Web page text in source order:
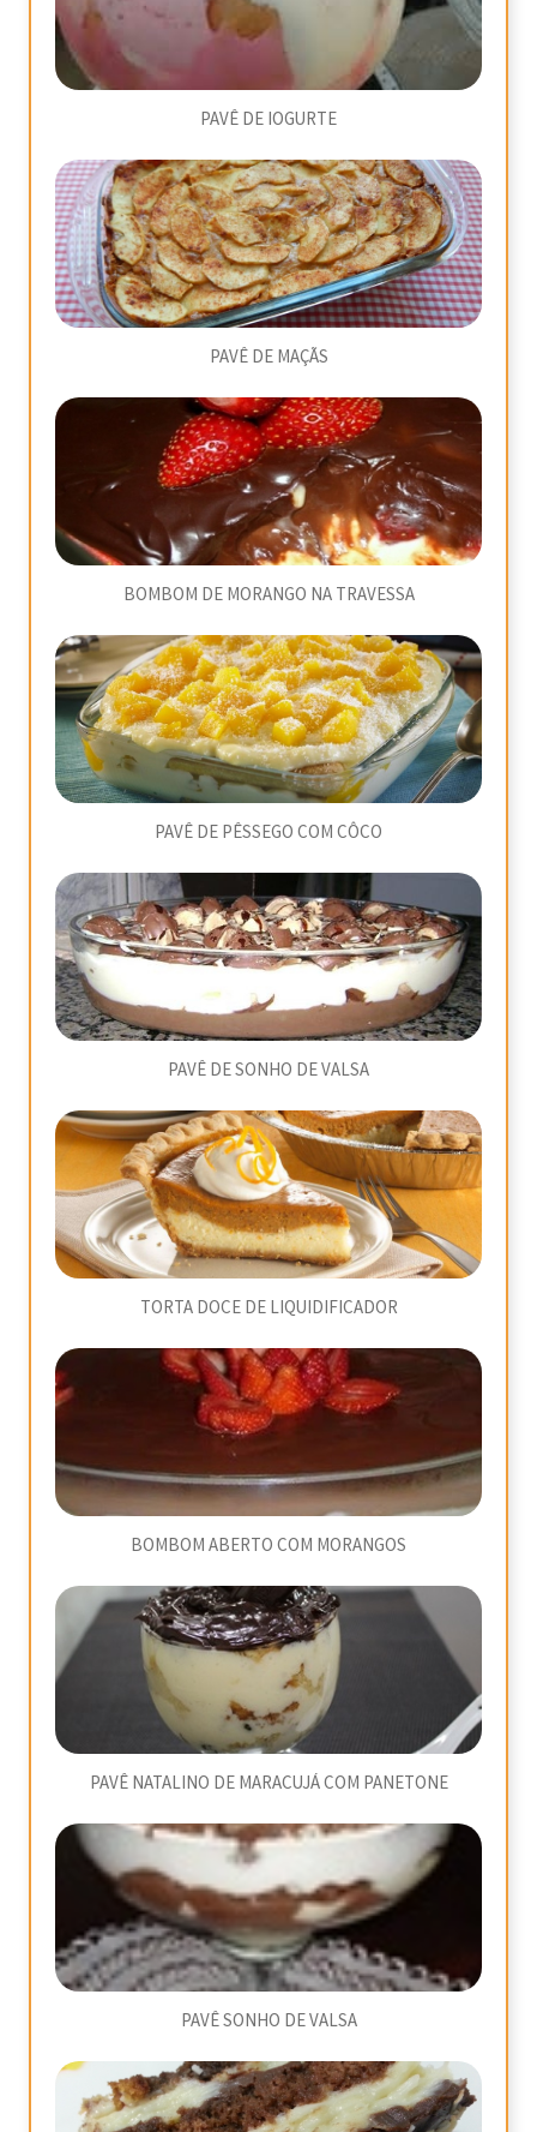
PAVÊ DE IOGURTE
PAVÊ DE MAÇÃS
BOMBOM DE MORANGO NA TRAVESSA
PAVÊ DE PÊSSEGO COM CÔCO
PAVÊ DE SONHO DE VALSA
TORTA DOCE DE LIQUIDIFICADOR
BOMBOM ABERTO COM MORANGOS
PAVÊ NATALINO DE MARACUJÁ COM PANETONE
PAVÊ SONHO DE VALSA